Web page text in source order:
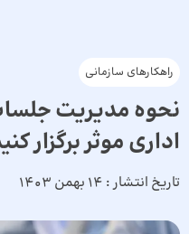
راهکارهای سازمانی
نحوه مدیریت
اداری موثر برگزار
تاریخ انتشار : 14 بهمن 1403